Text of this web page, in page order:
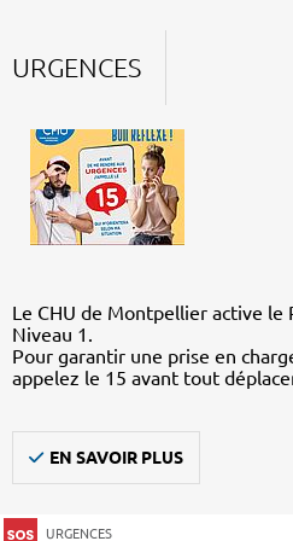
URGENCES
Le CHU de Montpellier active le
Niveau 1.
Pour garantir une prise en
appelez le 15 avant tout
EN SAVOIR PLUS
URGENCES